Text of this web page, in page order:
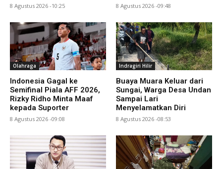
8 Agustus 2026 -10:25 8 Agustus 2026 -09:48
Olahraga
Indonesia Gagal ke
Semifinal Piala AFF 2026,
Rizky Ridho Minta Maaf
kepada Suporter
8 Agustus 2026 -09:08
Indragiri Hilir
Buaya Muara Keluar dari
Sungai, Warga Desa Undan
Sampai Lari
Menyelamatkan Diri
8 Agustus 2026 -08:53